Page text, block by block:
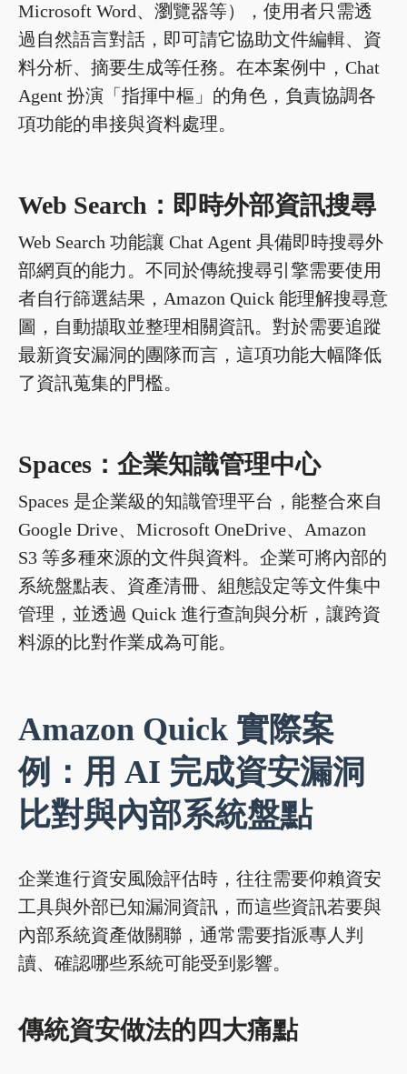
Microsoft Word、瀏覽器等），使用者只需透
過自然語言對話，即可請它協助文件編輯、資
料分析、摘要生成等任務。在本案例中，Chat
Agent 扮演「指揮中樞」的角色，負責協調各
項功能的串接與資料處理。
Web Search：即時外部資訊搜尋
Web Search 功能讓 Chat Agent 具備即時搜尋外
部網頁的能力。不同於傳統搜尋引擎需要使用
者自行篩選結果，Amazon Quick 能理解搜尋意
圖，自動擷取並整理相關資訊。對於需要追蹤
最新資安漏洞的團隊而言，這項功能大幅降低
了資訊蒐集的門檻。
Spaces：企業知識管理中心
Spaces 是企業級的知識管理平台，能整合來自
Google Drive、Microsoft OneDrive、Amazon
S3 等多種來源的文件與資料。企業可將內部的
系統盤點表、資產清冊、組態設定等文件集中
管理，並透過 Quick 進行查詢與分析，讓跨資
料源的比對作業成為可能。
Amazon Quick 實際案
例：用 AI 完成資安漏洞
比對與內部系統盤點
企業進行資安風險評估時，往往需要仰賴資安
工具與外部已知漏洞資訊，而這些資訊若要與
內部系統資產做關聯，通常需要指派專人判
讀、確認哪些系統可能受到影響。
傳統資安做法的四大痛點